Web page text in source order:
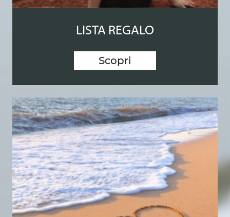
LISTA REGALO
Scopri